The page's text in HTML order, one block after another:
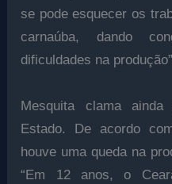
se pode esquecer os
carnaúba, dando
dificuldades na
Mesquita clama
Estado. De acordo
houve uma queda na
“Em 12 anos, o